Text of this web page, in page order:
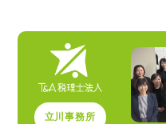
立川事務所